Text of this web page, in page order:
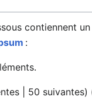
contiennent
:
50 suivantes)